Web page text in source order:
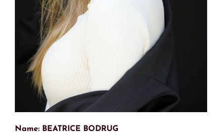
Name: BEATRICE BODRUG